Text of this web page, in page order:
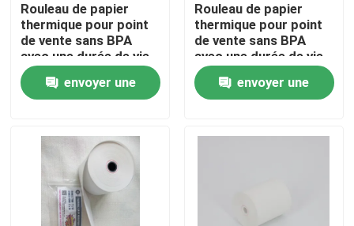
À la maison
Produits
À propos de nous
Visite de l'usine
Rouleau de papier
thermique pour point
de vente sans BPA
avec une durée de vie
de l'image de plus de 5
ans et des propriétés
résistantes à l'huile
envoyer une
Rouleau de papier
thermique pour point
de vente sans BPA
avec une durée de vie
de l'image de plus de 5
ans et des propriétés
résistantes à l'huile
envoyer une